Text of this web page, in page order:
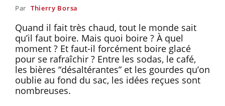
Par Thierry Borsa
Quand il fait très chaud, tout le monde sait
qu’il faut boire. Mais quoi boire ? À quel
moment ? Et faut-il forcément boire glacé
pour se rafraîchir ? Entre les sodas, le café,
les bières “désaltérantes” et les gourdes qu’on
oublie au fond du sac, les idées reçues sont
nombreuses.